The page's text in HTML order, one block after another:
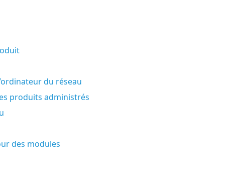
du réseau
produits administrés
des modules